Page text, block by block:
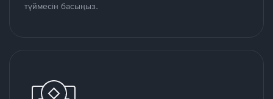
түймесін басыңыз.